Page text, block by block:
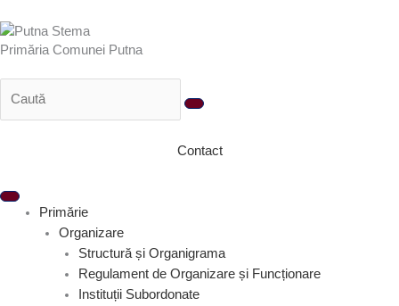
la
conținut
Primăria Comunei Putna
Contact
Primărie
Organizare
Structură și Organigrama
Regulament de Organizare și Funcționare
Instituții Subordonate